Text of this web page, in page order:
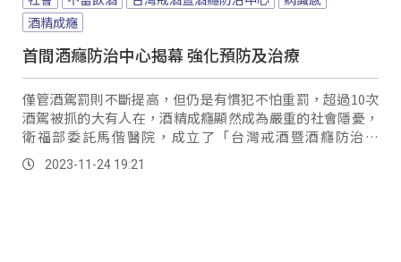
酒精成癮
首間酒癮防治中心揭幕 強化預防及治療
僅管酒駕罰則不斷提高，但仍是有慣犯不怕重罰，超過10次
酒駕被抓的大有人在，酒精成癮顯然成為嚴重的社會隱憂，
衛福部委託馬偕醫院，成立了「台灣戒酒暨酒癮防治中
心」，要來治療大腦被酒精綁架民眾。
2023-11-24 19:21